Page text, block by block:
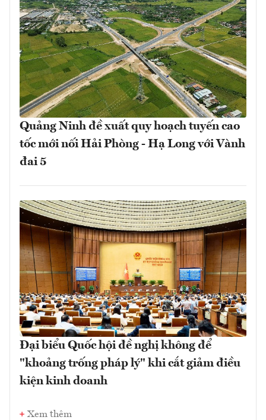
Quảng Ninh đề xuất quy hoạch tuyến cao
tốc mới nối Hải Phòng - Hạ Long với Vành
đai 5
Đại biểu Quốc hội đề nghị không để
"khoảng trống pháp lý" khi cắt giảm điều
kiện kinh doanh
Xem thêm